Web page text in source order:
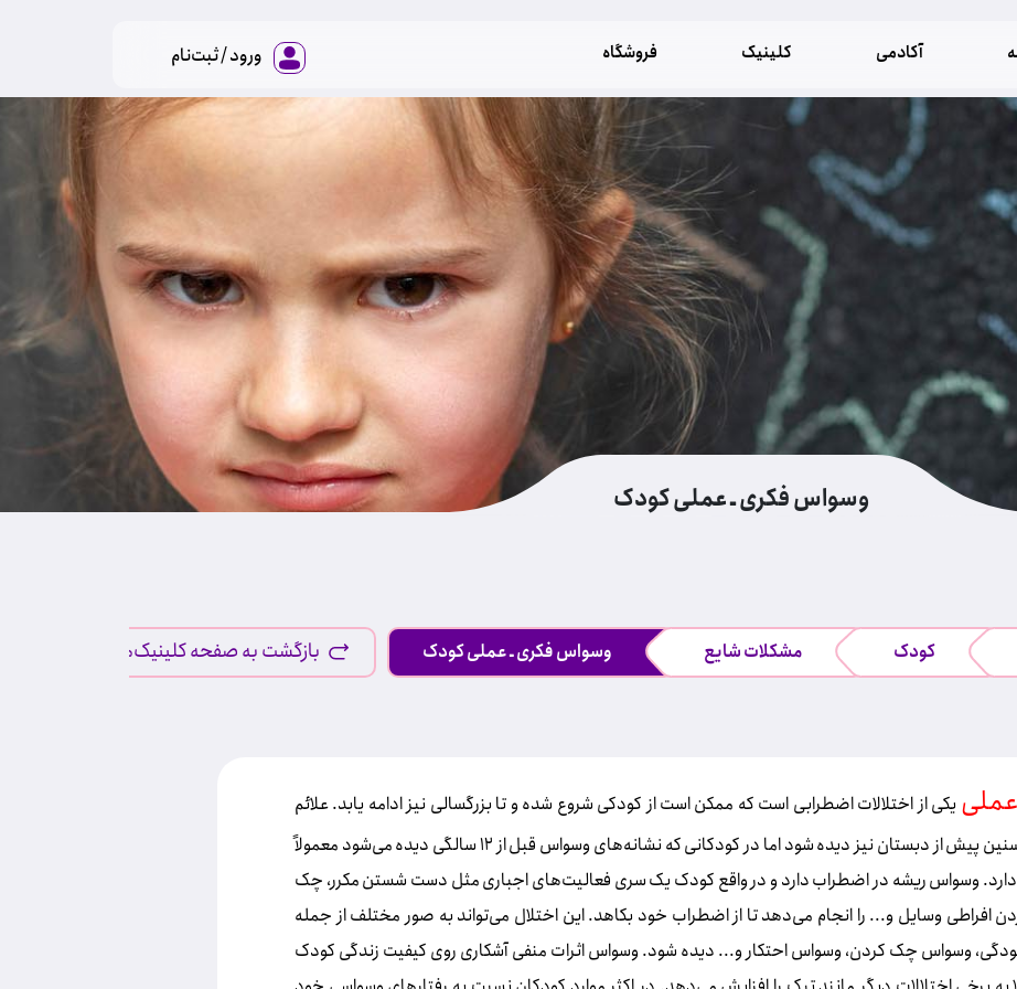
آکادمی کلینیک فروشگاه ورود / ثبت‌نام
وسواس فكری ـ عملی کودک
کودک مشکلات شایع وسواس فكری ـ عملی کودک بازگشت به صفحه کلینیک‌ها
یکی از اختلالات اضطرابی است که ممکن است از کودکی شروع شده و تا بزرگسالی نیز ادامه یابد. علائم
وسواس ممکن است در سنین پیش از دبستان نیز دیده شود اما در کودکانی که نشانه‌های وسواس قبل از ١٢ سالگی دیده می‌شود معمولاً
وسواس ریشه در اضطراب دارد و در واقع کودک یک سری فعالیت‌های اجباری مثل دست شستن مکرر، چک
افراطی وسایل و... را انجام می‌دهد تا از اضطراب خود بکاهد. این اختلال می‌تواند به صور مختلف از جمله
وسواس چک کردن، وسواس احتکار و... دیده شود. وسواس اثرات منفی آشکاری روی کیفیت زندگی کودک